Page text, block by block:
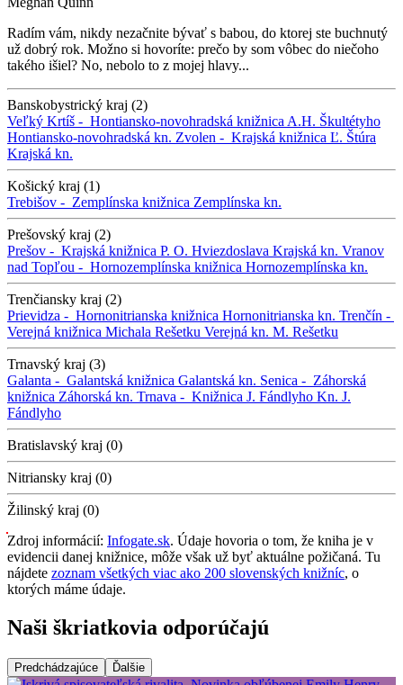
Radím vám, nikdy nezačnite bývať s babou, do ktorej ste buchnutý
už dobrý rok. Možno si hovoríte: prečo by som vôbec do niečoho
takého išiel? No, nebolo to z mojej hlavy...
Banskobystrický kraj (2)
Veľký Krtíš - Hontiansko-novohradská knižnica A.H. Škultétyho
Hontiansko-novohradská kn. Zvolen - Krajská knižnica Ľ. Štúra
Krajská kn.
Košický kraj (1)
Trebišov - Zemplínska knižnica Zemplínska kn.
Prešovský kraj (2)
Prešov - Krajská knižnica P. O. Hviezdoslava Krajská kn. Vranov
nad Topľou - Hornozemplínska knižnica Hornozemplínska kn.
Trenčiansky kraj (2)
Prievidza - Hornonitrianska knižnica Hornonitrianska kn. Trenčín -
Verejná knižnica Michala Rešetku Verejná kn. M. Rešetku
Trnavský kraj (3)
Galanta - Galantská knižnica Galantská kn. Senica - Záhorská
knižnica Záhorská kn. Trnava - Knižnica J. Fándlyho Kn. J.
Fándlyho
Bratislavský kraj (0)
Nitriansky kraj (0)
Žilinský kraj (0)
Zdroj informácií: Infogate.sk. Údaje hovoria o tom, že kniha je v
evidencii danej knižnice, môže však už byť aktuálne požičaná. Tu
nájdete zoznam všetkých viac ako 200 slovenských knižníc, o
ktorých máme údaje.
Naši škriatkovia odporúčajú
Predchádzajúce Ďalšie